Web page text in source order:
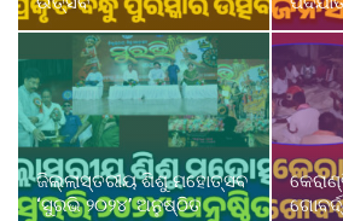
ଜିଲ୍ଲାସ୍ତରୀୟ ଶିଶୁ ମହୋତ୍ସବ
‘ସୁରଭି ୨୦୨୪’ ଅନୁଷ୍ଠିତ